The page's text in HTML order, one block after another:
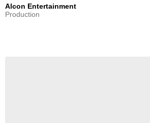
- Episodio :9
Danny Waugh
Alcon Entertainment
Production